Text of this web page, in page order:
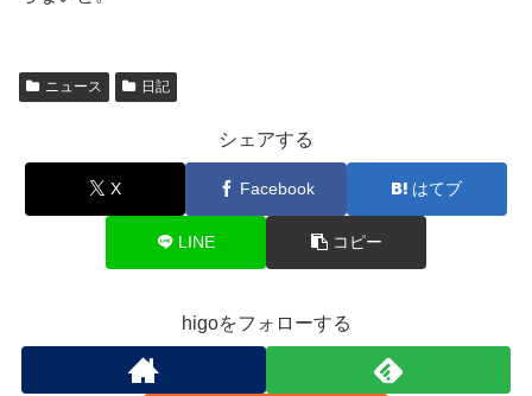
ニュース 日記
シェアする
X Facebook はてブ
LINE コピー
higoをフォローする